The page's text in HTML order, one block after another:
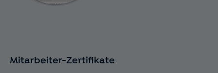
Mitarbeiter-Zertifikate